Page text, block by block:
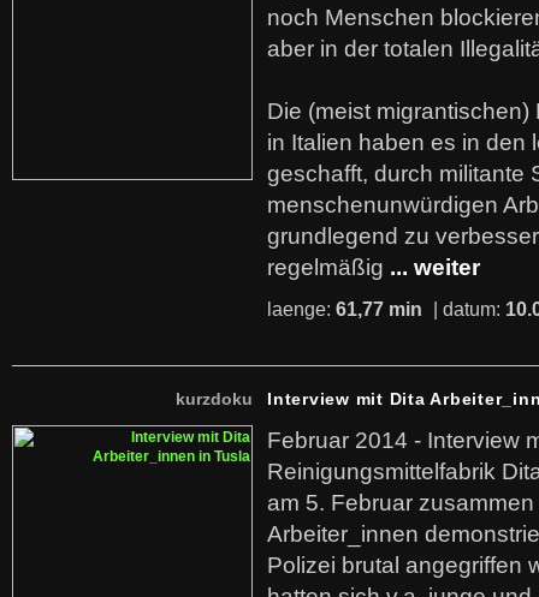
noch Menschen
aber in der totalen
Die (meist
in Italien haben es in den
geschafft, durch militante
menschenunwürdigen
grundlegend zu
regelmäßig ... weiter
laenge: 61,77 min | datum:
kurzdoku Interview mit Dita
Februar 2014 - Interview
Reinigungsmittelfabrik
am 5. Februar
Arbeiter_innen
Polizei brutal angegriffen